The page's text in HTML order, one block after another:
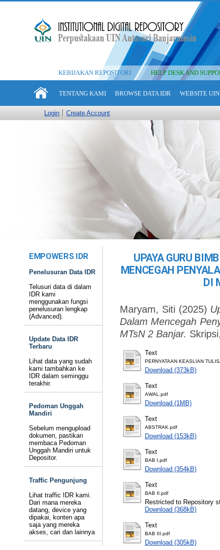
KEBIJAKAN REPOSITORI HELP DESK AND
TENTANG KAMI BROWSE DATA IDR WEBSITE
Login Create Account
EMPOWERS IDR
Penelusuran Data IDR
Telusuri data di dalam
IDR kami
menggunakan fungsi
penelusuran lengkap
(Advanced).
Update Data IDR
Terbaru
Lihat data yang sudah
kami tambahkan ke
IDR dalam seminggu
terakhir.
Pedoman Unggah
Mandiri
Sebelum mengupload
dokumen, pastikan
membaca Pedoman
Unggah Mandiri untuk
Depositor.
Traffic Pengunjung
Lihat traffic IDR kami.
Dari mana mereka
datang, device yang
dipakai, konten apa
saja yang mereka
akses, cari dan lainnya
UPAYA GURU
MENCEGAH
DI
Maryam, Siti (2025)
Dalam Mencegah
MTsN 2 Banjar.
Text
PERNYATAAN KEASLIAN
Download (373kB)
Text
AWAL.pdf
Download (1MB)
Text
ABSTRAK.pdf
Download (153kB)
Text
BAB I.pdf
Download (354kB)
Text
BAB II.pdf
Restricted to Repository
Download (368kB)
Text
BAB III.pdf
Download (305kB)